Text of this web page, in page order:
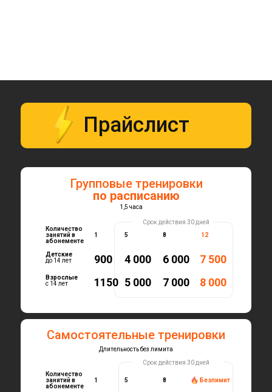
Прайслист
Групповые тренировки
по расписанию
Детские
до 14 лет
Взрослые
с 14 лет
900 4 000 6 000
7 500
1150 5 000 7 000 8 000
Самостоятельные тренировки
Срок действия 30 дней
Срок действия 30 дней
1,5 часа
Длительность без лимита
Количество
занятий в
абонементе
Количество
занятий в
абонементе
5 8 Безлимит
1
5 8
1 12